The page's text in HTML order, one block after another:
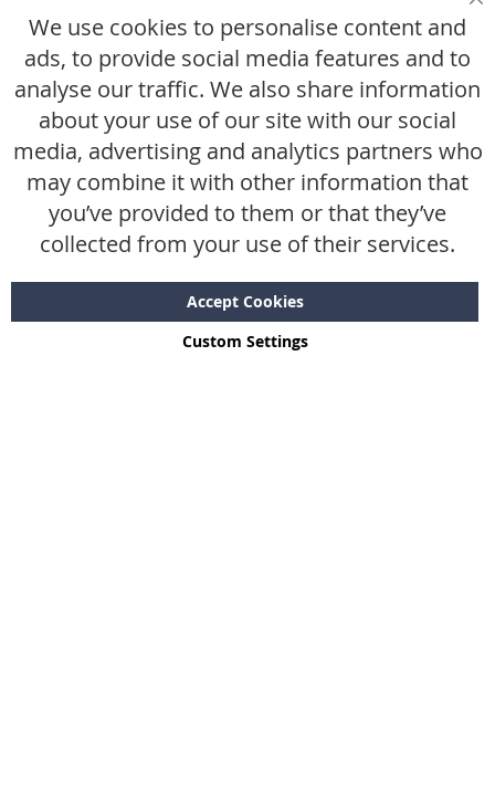
Maattabel
De kleine letters
Algemene voorwaarden
Privacy statement
Disclaimer
We use cookies to personalise content and
ads, to provide social media features and to
analyse our traffic. We also share information
about your use of our site with our social
media, advertising and analytics partners who
may combine it with other information that
you’ve provided to them or that they’ve
collected from your use of their services.
Accept Cookies
Custom Settings